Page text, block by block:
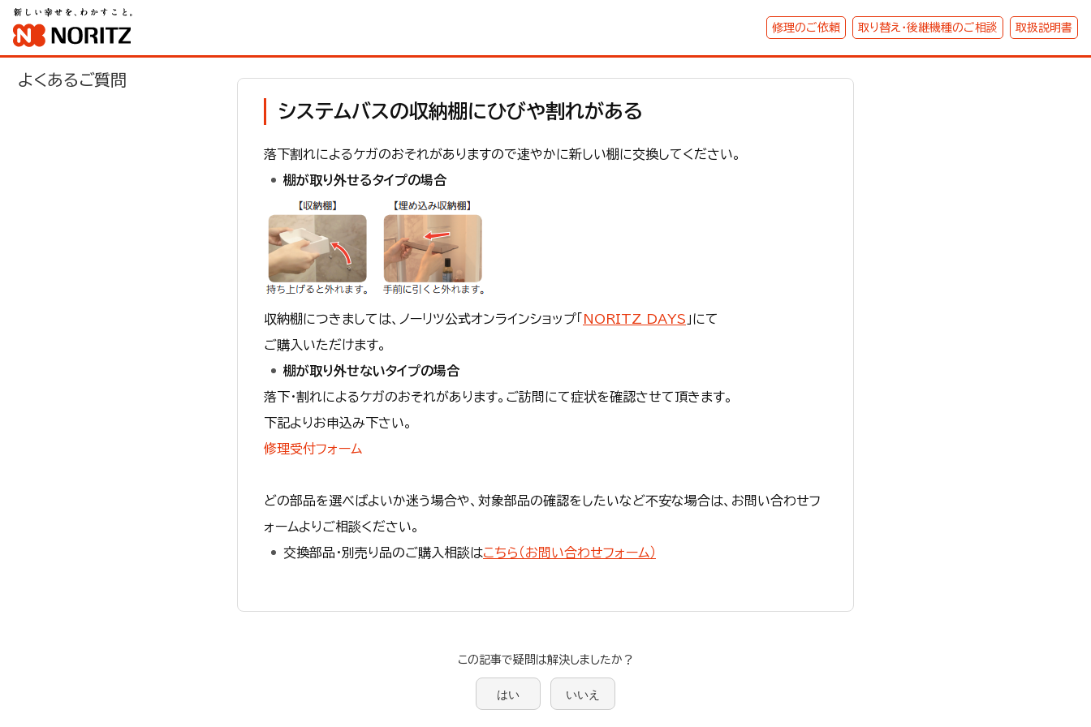
修理のご依頼 取り替え・後継機種のご相談 取扱説明書
よくあるご質問
システムバスの収納棚にひびや割れがある
落下割れによるケガのおそれがありますので速やかに新しい棚に交換してください。
棚が取り外せるタイプの場合
収納棚につきましては、ノーリツ公式オンラインショップ「 NORITZ DAYS 」にて
ご購入いただけます。
棚が取り外せないタイプの場合
落下・割れによるケガのおそれがあります。ご訪問にて症状を確認させて頂きます。
下記よりお申込み下さい。
修理受付フォーム
どの部品を選べばよいか迷う場合や、対象部品の確認をしたいなど不安な場合は、お問い合わせフ
ォームよりご相談ください。
交換部品・別売り品のご購入相談はこちら（お問い合わせフォーム）
この記事で疑問は解決しましたか？
はい いいえ